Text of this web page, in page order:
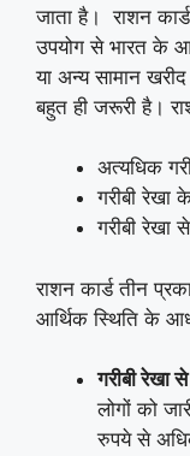
जाता है। राशन
उपयोग से भारत के
या अन्य सामान
बहुत ही जरूरी है।
अत्यधिक
गरीबी रेखा
गरीबी
राशन कार्ड तीन
आर्थिक स्थिति के
गरीबी रेखा
लोगों को
रुपये से